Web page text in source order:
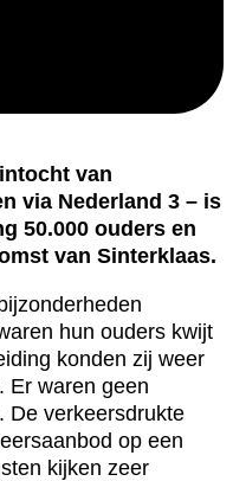
van
via Nederland 3 – is
50.000 ouders en
van Sinterklaas.
hun ouders kwijt
konden zij weer
Er waren geen
De verkeersdrukte
op een
kijken zeer